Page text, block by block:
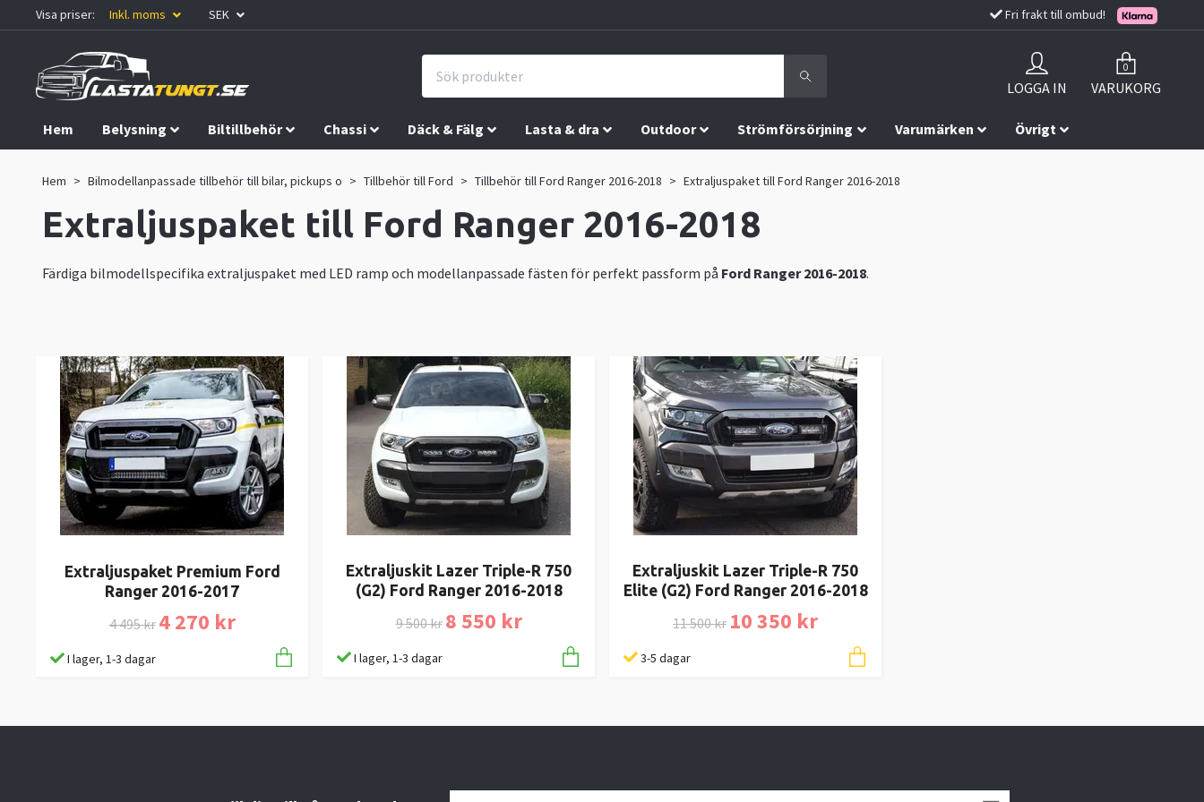
Visa priser: Inkl. moms SEK Fri frakt till ombud!
LOGGA IN
0
VARUKORG
Hem Belysning Biltillbehör Chassi Däck & Fälg Lasta & dra Outdoor Strömförsörjning Varumärken Övrigt
Hem Bilmodellanpassade tillbehör till bilar, pickups o Tillbehör till Ford Tillbehör till Ford Ranger 2016-2018 Extraljuspaket till Ford Ranger 2016-2018
Extraljuspaket till Ford Ranger 2016-2018
Färdiga bilmodellspecifika extraljuspaket med LED ramp och modellanpassade fästen för perfekt passform på Ford Ranger 2016-2018.
Extraljuspaket Premium Ford
Ranger 2016-2017
4 495 kr 4 270 kr
I lager, 1-3 dagar
Extraljuskit Lazer Triple-R 750
(G2) Ford Ranger 2016-2018
9 500 kr 8 550 kr
I lager, 1-3 dagar
Extraljuskit Lazer Triple-R 750
Elite (G2) Ford Ranger 2016-2018
11 500 kr 10 350 kr
3-5 dagar